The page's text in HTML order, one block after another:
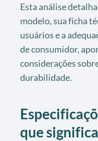
Esta análise
modelo, sua ficha
usuários e a
de consumidor,
considerações
durabilidade.
que